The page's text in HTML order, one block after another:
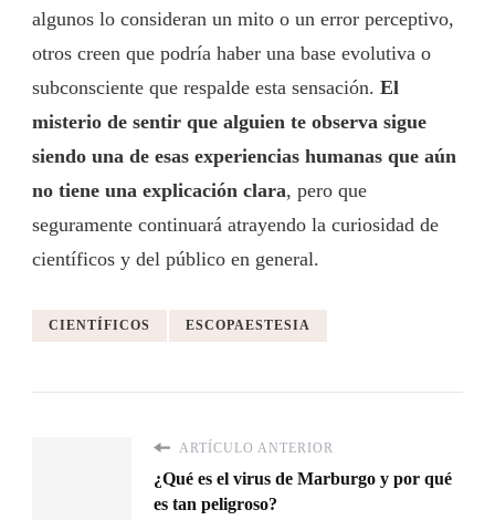
algunos lo consideran un mito o un error perceptivo,
otros creen que podría haber una base evolutiva o
subconsciente que respalde esta sensación. El
misterio de sentir que alguien te observa sigue
siendo una de esas experiencias humanas que aún
no tiene una explicación clara, pero que
seguramente continuará atrayendo la curiosidad de
científicos y del público en general.
CIENTÍFICOS ESCOPAESTESIA
ARTÍCULO ANTERIOR
¿Qué es el virus de Marburgo y por qué
es tan peligroso?